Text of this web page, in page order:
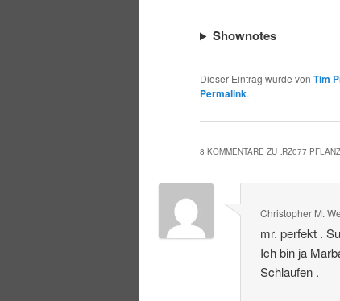
Shownotes
Dieser Eintrag wurde von Tim
Permalink.
8 KOMMENTARE ZU „RZ077
Christopher M.
mr. perfekt .
Ich bin ja
Schlaufen .